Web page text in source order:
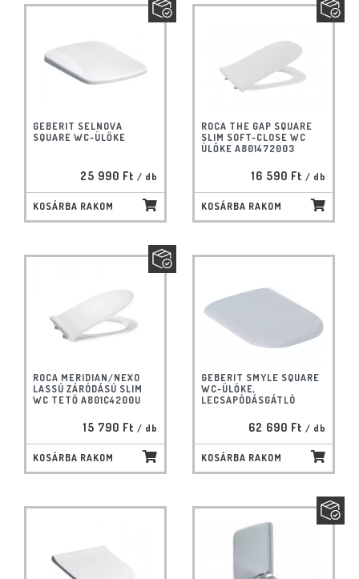
GEBERIT SELNOVA
SQUARE WC-ÜLŐKE
25 990 Ft / db
KOSÁRBA RAKOM
ROCA THE GAP SQUARE
SLIM SOFT-CLOSE WC
ÜLŐKE A801472003
16 590 Ft / db
KOSÁRBA RAKOM
ROCA MERIDIAN/NEXO
LASSÚ ZÁRÓDÁSÚ SLIM
WC TETŐ A801C4200U
15 790 Ft / db
KOSÁRBA RAKOM
GEBERIT SMYLE SQUARE
WC-ÜLŐKE,
LECSAPÓDÁSGÁTLÓ
62 690 Ft / db
KOSÁRBA RAKOM